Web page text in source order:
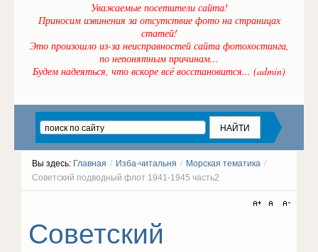
Уважаемые посетители сайта!
Приносим извинения за отсутствие фото на страницах
статей!
Это произошло из-за неисправностей сайта фотохостинга,
по непонятным причинам...
Будем надеяться, что вскоре всё восстановится... (admin)
Вы здесь: Главная / Изба-читальня / Морская тематика /
Советский подводный флот 1941-1945 часть2
Советский